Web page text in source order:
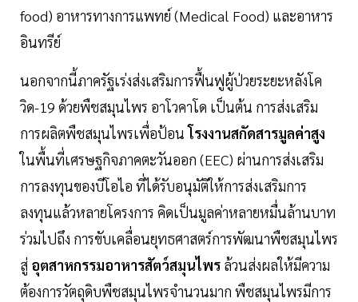
food) อาหารทางการแพทย์ (Medical Food) และอาหาร
อินทรีย์
นอกจากนี้ภาครัฐเร่งส่งเสริมการฟื้นฟูผู้ป่วยระยะหลังโค
วิด-19 ด้วยพืชสมุนไพร อาโวคาโด เป็นต้น การส่งเสริม
การผลิตพืชสมุนไพรเพื่อป้อนโรงงานสกัดสารมูลค่าสูง
ในพื้นที่เศรษฐกิจภาคตะวันออก (EEC) ผ่านการส่งเสริม
การลงทุนของบีโอไอ ที่ได้รับอนุมัติให้การส่งเสริมการ
ลงทุนแล้วหลายโครงการ คิดเป็นมูลค่าหลายหมื่นล้านบาท
ร่วมไปถึง การขับเคลื่อนยุทธศาสตร์การพัฒนาพืชสมุนไพร
สู่ อุตสาหกรรมอาหารสัตว์สมุนไพร ล้วนส่งผลให้มีความ
ต้องการวัตถุดิบพืชสมุนไพรจำนวนมาก พืชสมุนไพรมีการ